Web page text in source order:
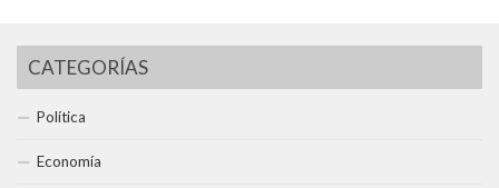
CATEGORÍAS
Política
Economía